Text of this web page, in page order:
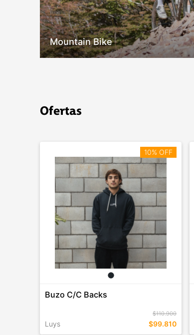
Mountain Bike
Ofertas
10% OFF
Buzo C/C Backs
Luys $99.810
$110.900